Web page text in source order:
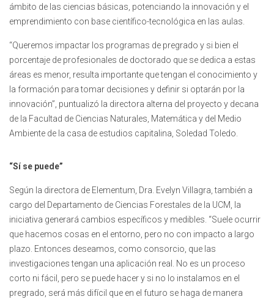
ámbito de las ciencias básicas, potenciando la innovación y el
emprendimiento con base científico-tecnológica en las aulas.
“Queremos impactar los programas de pregrado y si bien el
porcentaje de profesionales de doctorado que se dedica a estas
áreas es menor, resulta importante que tengan el conocimiento y
la formación para tomar decisiones y definir si optarán por la
innovación”, puntualizó la directora alterna del proyecto y decana
de la Facultad de Ciencias Naturales, Matemática y del Medio
Ambiente de la casa de estudios capitalina, Soledad Toledo.
“Sí se puede”
Según la directora de Elementum, Dra. Evelyn Villagra, también a
cargo del Departamento de Ciencias Forestales de la UCM, la
iniciativa generará cambios específicos y medibles. “Suele ocurrir
que hacemos cosas en el entorno, pero no con impacto a largo
plazo. Entonces deseamos, como consorcio, que las
investigaciones tengan una aplicación real. No es un proceso
corto ni fácil, pero se puede hacer y si no lo instalamos en el
pregrado, será más difícil que en el futuro se haga de manera